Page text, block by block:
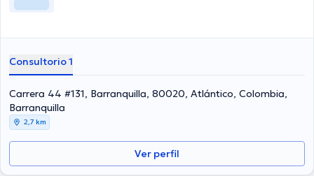
Consultorio 1
Carrera 44 #131, Barranquilla, 80020, Atlántico, Colombia,
Barranquilla
2,7 km
Ver perfil